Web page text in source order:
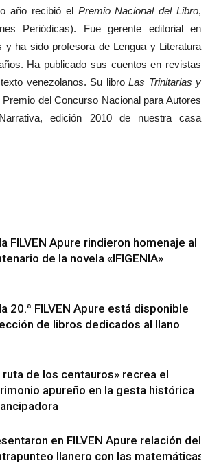
año recibió el Premio Nacional del Libro,
Periódicas). Fue gerente editorial en
y ha sido profesora de Lengua y Literatura
Ha publicado sus cuentos en revistas
venezolanos. Su libro Las Trinitarias y
del Concurso Nacional para Autores
edición 2010 de nuestra casa
FILVEN Apure rindieron homenaje al
de la novela «IFIGENIA»
20.ª FILVEN Apure está disponible
de libros dedicados al llano
ruta de los centauros» recrea el
apureño en la gesta histórica
en FILVEN Apure relación del
llanero con las matemáticas